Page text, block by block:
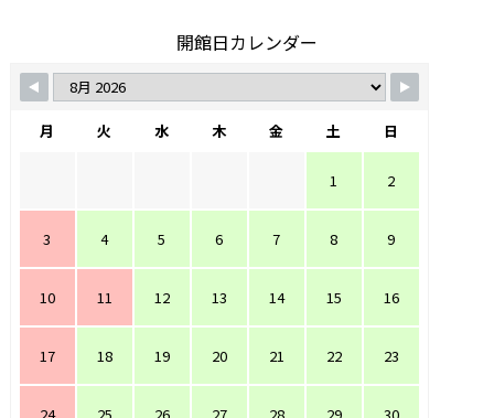
開館日カレンダー
月 火 水 木 金 土 日
1 2
3 4 5 6 7 8 9
10 11 12 13 14 15 16
17 18 19 20 21 22 23